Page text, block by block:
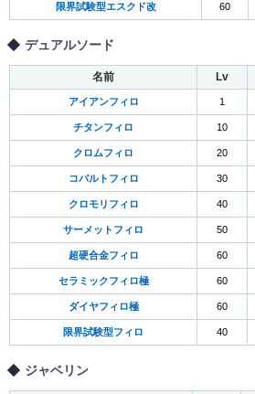
限界試験型エスクド改 60
デュアルソード
名前 Lv
アイアンフィロ 1
チタンフィロ 10
クロムフィロ 20
コバルトフィロ 30
クロモリフィロ 40
サーメットフィロ 50
超硬合金フィロ 60
セラミックフィロ極 60
ダイヤフィロ極 60
限界試験型フィロ 40
ジャベリン